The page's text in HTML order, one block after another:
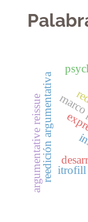
reedición argumentativa
argumentative reissue itrofill